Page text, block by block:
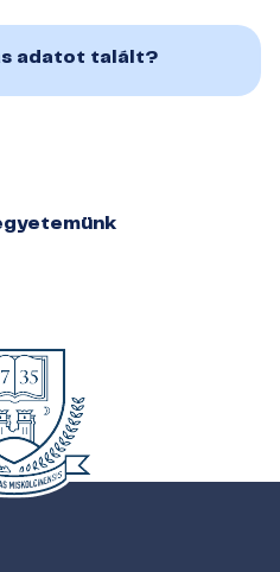
adatot talált?